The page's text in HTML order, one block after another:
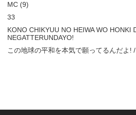
MC (9)
33
KONO CHIKYUU NO HEIWA WO HONKI
NEGATTERUNDAYO!
この地球の平和を本気で願ってるんだよ!